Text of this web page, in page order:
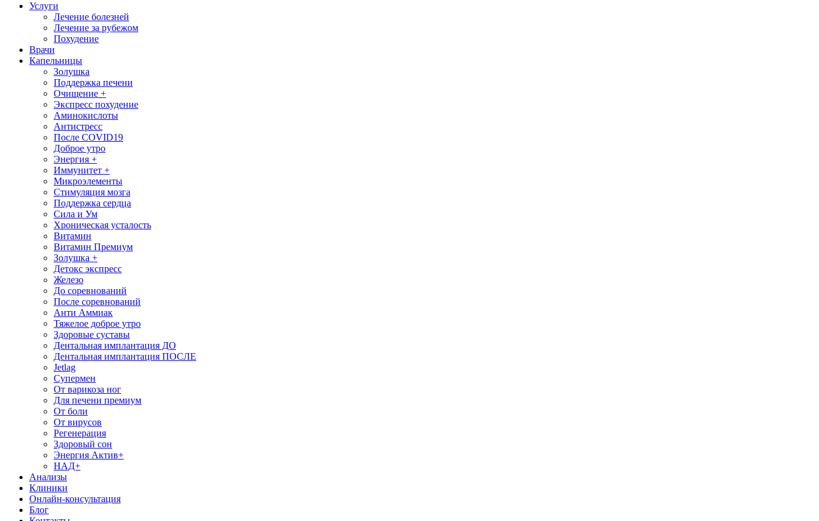
Услуги
Лечение болезней
Лечение за рубежом
Похудение
Врачи
Капельницы
Золушка
Поддержка печени
Очищение +
Экспресс похудение
Аминокислоты
Антистресс
После COVID19
Доброе утро
Энергия +
Иммунитет +
Микроэлементы
Стимуляция мозга
Поддержка сердца
Сила и Ум
Хроническая усталость
Витамин
Витамин Премиум
Золушка +
Детокс экспресс
Железо
До соревнований
После соревнований
Анти Аммиак
Тяжелое доброе утро
Здоровые суставы
Дентальная имплантация ДО
Дентальная имплантация ПОСЛЕ
Jetlag
Супермен
От варикоза ног
Для печени премиум
От боли
От вирусов
Регенерация
Здоровый сон
Энергия Актив+
НАД+
Анализы
Клиники
Онлайн-консультация
Блог